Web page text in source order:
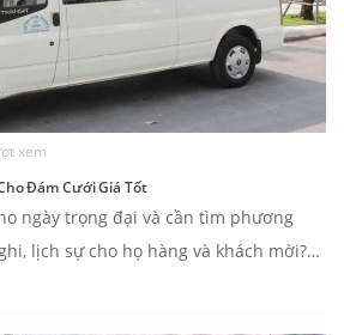
xem
Đám Cưới Giá Tốt
ngày trọng đại và cần tìm phương
lịch sự cho họ hàng và khách mời?
cho ...